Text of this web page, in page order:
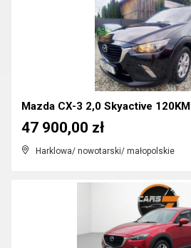
Mazda CX-3 2,0 Skyactive 120KM
Harklowa/ nowotarski/ małopolskie
47 900,00 zł